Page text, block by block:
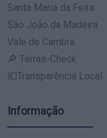
Santa Maria da Feira
São João da Madeira
Vale de Cambra
🔎 Terras-Check
💶Transparência Local
Informação